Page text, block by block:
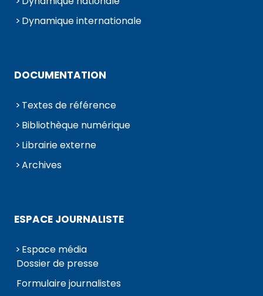
Dynamique internationale
DOCUMENTATION
Textes de référence
Bibliothèque numérique
Librairie externe
Archives
ESPACE JOURNALISTE
Espace média
Dossier de presse
Formulaire journalistes